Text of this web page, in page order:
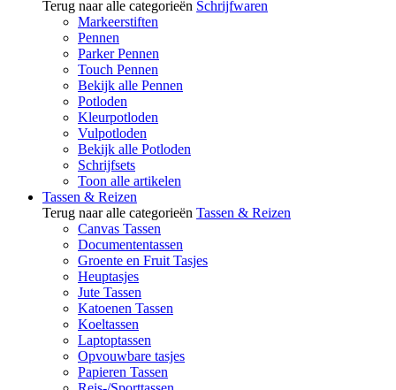
Terug naar alle categorieën Schrijfwaren
Markeerstiften
Pennen
Parker Pennen
Touch Pennen
Bekijk alle Pennen
Potloden
Kleurpotloden
Vulpotloden
Bekijk alle Potloden
Schrijfsets
Toon alle artikelen
Tassen & Reizen
Terug naar alle categorieën Tassen & Reizen
Canvas Tassen
Documententassen
Groente en Fruit Tasjes
Heuptasjes
Jute Tassen
Katoenen Tassen
Koeltassen
Laptoptassen
Opvouwbare tasjes
Papieren Tassen